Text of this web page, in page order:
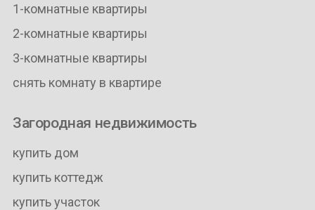
1-комнатные квартиры
2-комнатные квартиры
3-комнатные квартиры
снять комнату в квартире
Загородная недвижимость
купить дом
купить коттедж
купить участок